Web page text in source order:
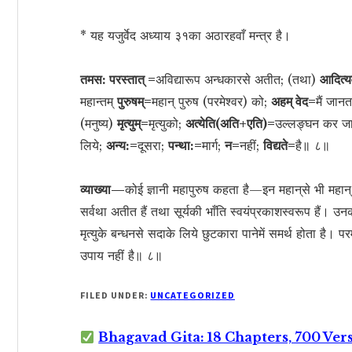
* यह यजुर्वेद अध्याय ३१का अठारहवाँ मन्त्र है।
तमस: परस्तात् =अविद्यारूप अन्धकारसे अतीत; (तथा)
महान्तम्पुरुषम्=महान् पुरुष (परमेश्वर) को; अहम् वेद=मैं
(मनुष्य)मृत्युम्=मृत्युको; अत्येति(अति+एति)=उल्लङ्घन कर
लिये; अन्य:=दूसरा;पन्था:=मार्ग;न=नहीं;विद्यते=है॥ ८॥
व्याख्या—कोई ज्ञानी महापुरुष कहता है—इन महान‍्से भी
सर्वथा अतीत हैं तथा सूर्यकी भाँति स्वयंप्रकाशस्वरूप हैं।
मृत्युके बन्धनसे सदाके लिये छुटकारा पानेमें समर्थ होता है।
उपाय नहीं है॥ ८॥
FILED UNDER: UNCATEGORIZED
Bhagavad Gita: 18 Chapters, 700